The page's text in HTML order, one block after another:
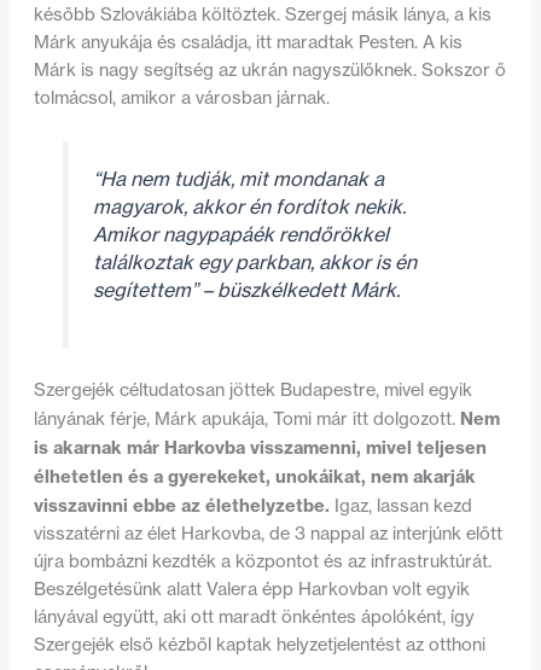
később Szlovákiába költöztek. Szergej másik lánya, a kis
Márk anyukája és családja, itt maradtak Pesten. A kis
Márk is nagy segítség az ukrán nagyszülőknek. Sokszor ő
tolmácsol, amikor a városban járnak.
“Ha nem tudják, mit mondanak a
magyarok, akkor én fordítok nekik.
Amikor nagypapáék rendőrökkel
találkoztak egy parkban, akkor is én
segítettem”– büszkélkedett Márk.
Szergejék céltudatosan jöttek Budapestre, mivel egyik
lányának férje, Márk apukája, Tomi már itt dolgozott. Nem
is akarnak már Harkovba visszamenni, mivel teljesen
élhetetlen és a gyerekeket, unokáikat, nem akarják
visszavinni ebbe az élethelyzetbe. Igaz, lassan kezd
visszatérni az élet Harkovba, de 3 nappal az interjúnk előtt
újra bombázni kezdték a központot és az infrastruktúrát.
Beszélgetésünk alatt Valera épp Harkovban volt egyik
lányával együtt, aki ott maradt önkéntes ápolóként, így
Szergejék első kézből kaptak helyzetjelentést az otthoni